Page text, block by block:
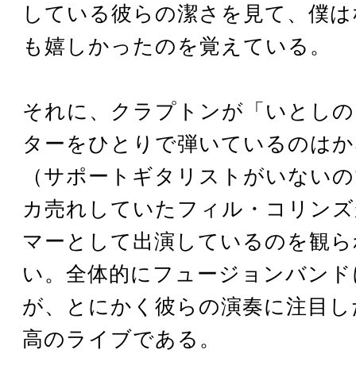
している彼らの潔さを見て、僕
も嬉しかったのを覚えている。
それに、クラプトンが「いとし
ターをひとりで弾いているのは
（サポートギタリストがいない
カ売れしていたフィル・コリン
マーとして出演しているのを観
い。全体的にフュージョンバン
が、とにかく彼らの演奏に注目
高のライブである。